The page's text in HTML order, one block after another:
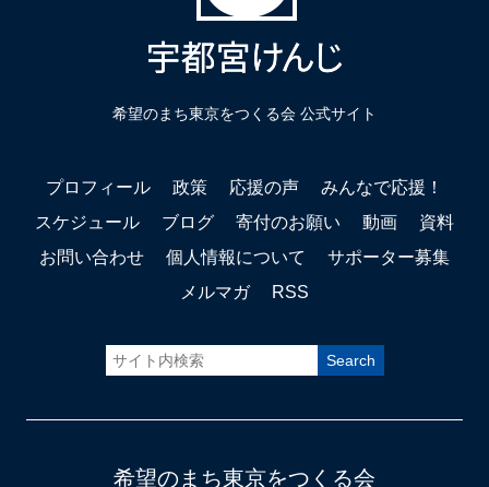
希望のまち東京をつくる会 公式サイト
プロフィール 政策 応援の声
みんなで応援！
スケジュール
ブログ 寄付のお願い 動画
資料
お問い合わせ
個人情報について
サポーター募集
メルマガ
RSS
希望のまち東京をつくる会